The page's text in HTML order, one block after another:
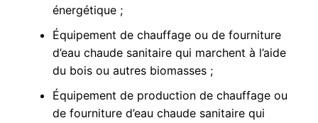
énergétique ;
Équipement de chauffage ou de fourniture
d’eau chaude sanitaire qui marchent à l’aide
du bois ou autres biomasses ;
Équipement de production de chauffage ou
de fourniture d’eau chaude sanitaire qui